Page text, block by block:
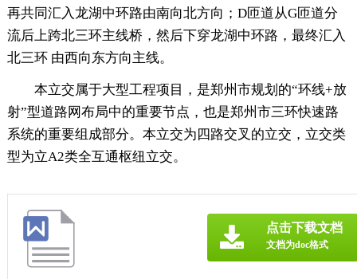
再共同汇入龙湖中环路由南向北方向；D匝道从G匝道分
流后上跨北三环主线桥，然后下穿龙湖中环路，最终汇入
北三环 由西向东方向主线。
本立交属于大型工程项目，是郑州市规划的“环线+放
射”型道路网布局中的重要节点，也是郑州市三环快速路
系统的重要组成部分。本立交为四路交叉的立交，立交类
型为立A2类全互通枢纽立交。
点击下载文档
文档为doc格式